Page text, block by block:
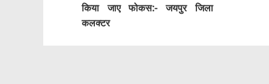
किया जाए फोकस:- जयपुर जिला
कलक्टर